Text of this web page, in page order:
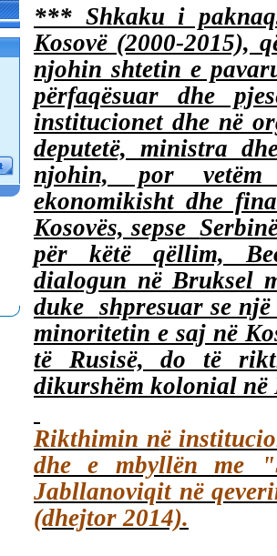
*** Shkaku i
Kosovë (2000-2015),
njohin shtetin e
përfaqësuar dhe
institucionet dhe në
deputetë, ministra
njohin, por vetëm
ekonomikisht dhe
Kosovës, sepse
për këtë qëllim,
dialogun në Bruksel
duke shpresuar se
minoritetin e saj në
të Rusisë, do të
dikurshëm kolonial në
Rikthimin në
dhe e mbyllën me
Jabllanoviqit në
(dhejtor 2014).